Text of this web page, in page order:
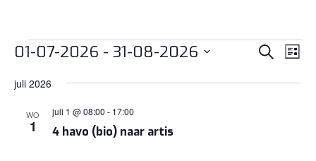
EVENEMENTEN Zoeken
Lijst
01-07-2026 - 31-08-2026
een
datum.
juli 2026
WO
1 4 havo (bio) naar artis
juli 1 @ 08:00 - 17:00